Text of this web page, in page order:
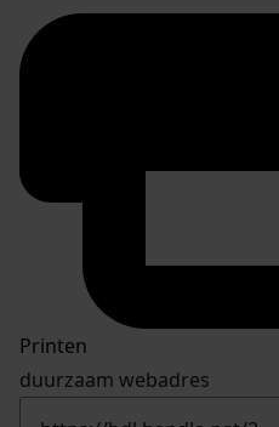
Printen
duurzaam webadres